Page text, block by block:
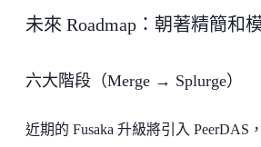
未來 Roadmap：朝著精簡和
六大階段（Merge → Splurge）
近期的 Fusaka 升級將引入 PeerDAS